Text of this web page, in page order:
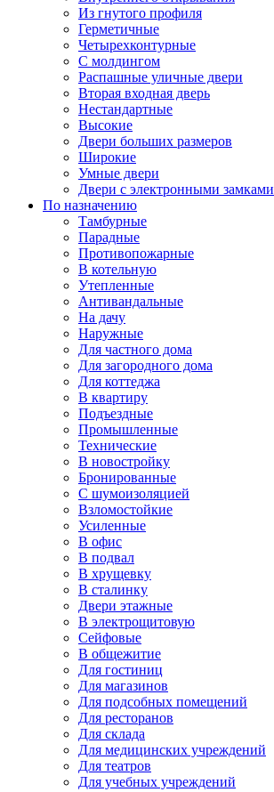
Из гнутого профиля
Герметичные
Четырехконтурные
С молдингом
Распашные уличные двери
Вторая входная дверь
Нестандартные
Высокие
Двери больших размеров
Широкие
Умные двери
Двери с электронными замками
По назначению
Тамбурные
Парадные
Противопожарные
В котельную
Утепленные
Антивандальные
На дачу
Наружные
Для частного дома
Для загородного дома
Для коттеджа
В квартиру
Подъездные
Промышленные
Технические
В новостройку
Бронированные
С шумоизоляцией
Взломостойкие
Усиленные
В офис
В подвал
В хрущевку
В сталинку
Двери этажные
В электрощитовую
Сейфовые
В общежитие
Для гостиниц
Для магазинов
Для подсобных помещений
Для ресторанов
Для склада
Для медицинских учреждений
Для театров
Для учебных учреждений